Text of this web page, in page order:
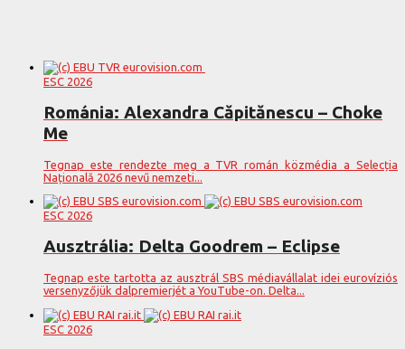
ESC 2026
Románia: Alexandra Căpitănescu – Choke
Me
Tegnap este rendezte meg a TVR román közmédia a Selecția
Națională 2026 nevű nemzeti...
ESC 2026
Ausztrália: Delta Goodrem – Eclipse
Tegnap este tartotta az ausztrál SBS médiavállalat idei eurovíziós
versenyzőjük dalpremierjét a YouTube-on. Delta...
ESC 2026